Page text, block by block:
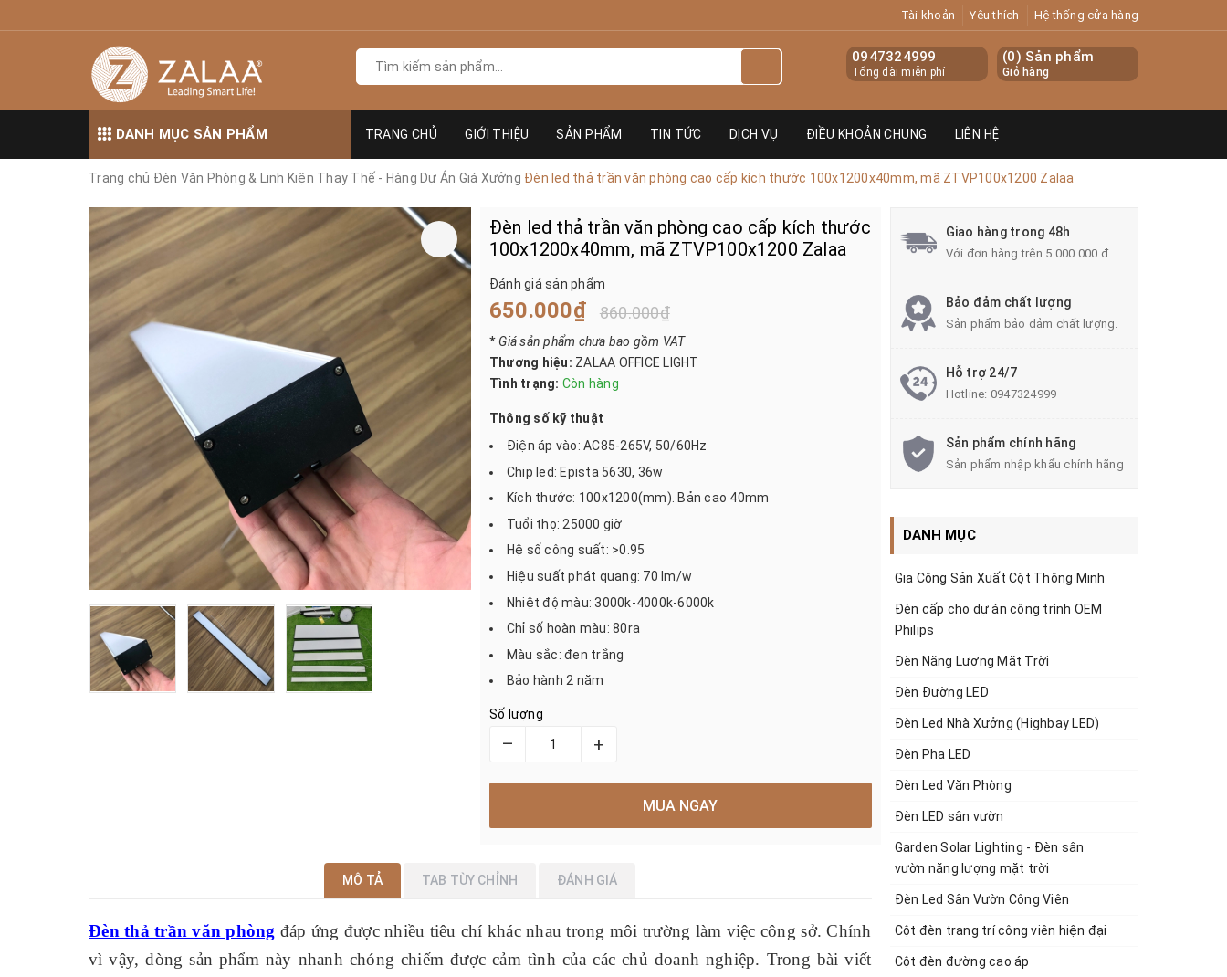
Tài khoản Yêu thích Hệ thống cửa hàng
(0) Sản phẩm
Giỏ hàng
0947324999
Tổng đài miễn phí
DANH MỤC SẢN PHẨM TRANG CHỦ GIỚI THIỆU SẢN PHẨM TIN TỨC DỊCH VỤ ĐIỀU KHOẢN CHUNG LIÊN HỆ
Trang chủ Đèn Văn Phòng & Linh Kiện Thay Thế - Hàng Dự Án Giá Xưởng Đèn led thả trần văn phòng cao cấp kích thước 100x1200x40mm, mã ZTVP100x1200 Zalaa
Đèn led thả trần văn phòng cao cấp kích thước
100x1200x40mm, mã ZTVP100x1200 Zalaa
Đánh giá sản phẩm
650.000₫ 860.000₫
*Giá sản phẩm chưa bao gồm VAT
Thương hiệu: ZALAA OFFICE LIGHT
Tình trạng: Còn hàng
Thông số kỹ thuật
Điện áp vào: AC85-265V, 50/60Hz
Chip led: Epista 5630, 36w
Kích thước: 100x1200(mm). Bản cao 40mm
Tuổi thọ: 25000 giờ
Hệ số công suất: >0.95
Hiệu suất phát quang: 70 lm/w
Nhiệt độ màu: 3000k-4000k-6000k
Chỉ số hoàn màu: 80ra
Màu sắc: đen trắng
Bảo hành 2 năm
Số lượng
– +
MUA NGAY
MÔ TẢ TAB TÙY CHỈNH ĐÁNH GIÁ
Đèn thả trần văn phòng đáp ứng được nhiều tiêu chí khác nhau trong môi trường làm việc công sở. Chính
vì vậy, dòng sản phẩm này nhanh chóng chiếm được cảm tình của các chủ doanh nghiệp. Trong bài viết
Giao hàng trong 48h
Với đơn hàng trên 5.000.000 đ
Bảo đảm chất lượng
Sản phẩm bảo đảm chất lượng.
Hỗ trợ 24/7
Hotline: 0947324999
Sản phẩm chính hãng
Sản phẩm nhập khẩu chính hãng
DANH MỤC
Gia Công Sản Xuất Cột Thông Minh
Đèn cấp cho dự án công trình OEM
Philips
Đèn Năng Lượng Mặt Trời
Đèn Đường LED
Đèn Led Nhà Xưởng (Highbay LED)
Đèn Pha LED
Đèn Led Văn Phòng
Đèn LED sân vườn
Garden Solar Lighting - Đèn sân
vườn năng lượng mặt trời
Đèn Led Sân Vườn Công Viên
Cột đèn trang trí công viên hiện đại
Cột đèn đường cao áp